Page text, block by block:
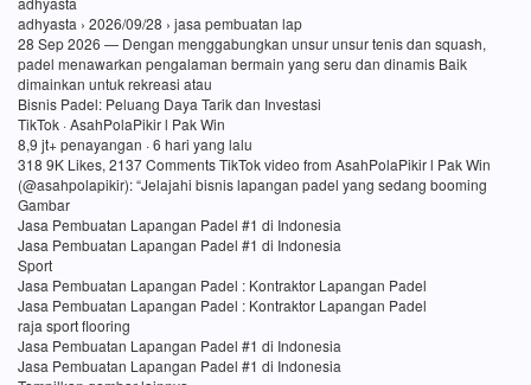
adhyasta › 2026/09/28 › jasa pembuatan lap
28 Sep 2026 — Dengan menggabungkan unsur unsur tenis dan squash,
padel menawarkan pengalaman bermain yang seru dan dinamis Baik
dimainkan untuk rekreasi atau
Bisnis Padel: Peluang Daya Tarik dan Investasi
TikTok · AsahPolaPikir l Pak Win
8,9 jt+ penayangan · 6 hari yang lalu
318 9K Likes, 2137 Comments TikTok video from AsahPolaPikir l Pak Win
(@asahpolapikir): “Jelajahi bisnis lapangan padel yang sedang booming
Gambar
Jasa Pembuatan Lapangan Padel #1 di Indonesia
Jasa Pembuatan Lapangan Padel #1 di Indonesia
Sport
Jasa Pembuatan Lapangan Padel : Kontraktor Lapangan Padel
Jasa Pembuatan Lapangan Padel : Kontraktor Lapangan Padel
raja sport flooring
Jasa Pembuatan Lapangan Padel #1 di Indonesia
Jasa Pembuatan Lapangan Padel #1 di Indonesia